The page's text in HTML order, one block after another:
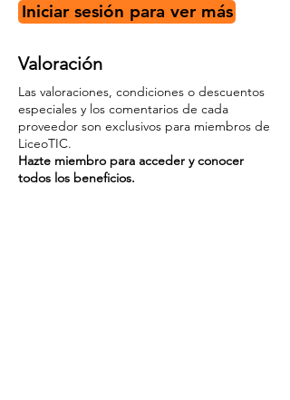
Iniciar sesión para ver más
Valoración
Las valoraciones, condiciones o descuentos
especiales y los comentarios de cada
proveedor son exclusivos para miembros de
LiceoTIC.
Hazte miembro para acceder y conocer
todos los beneficios.